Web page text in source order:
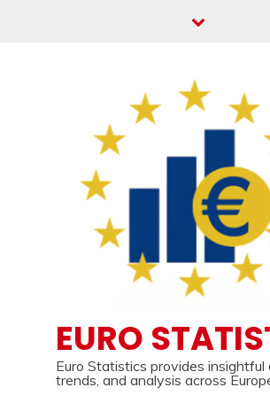
EURO
Euro Statistics provides insightful
trends, and analysis across